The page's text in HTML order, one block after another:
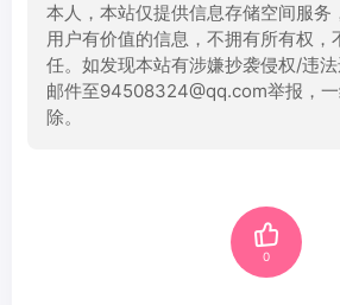
本人，本站仅提供信息存储空间服务
用户有价值的信息，不拥有所有权，
任。如发现本站有涉嫌抄袭侵权/违
邮件至94508324@qq.com举报，一
除。
0